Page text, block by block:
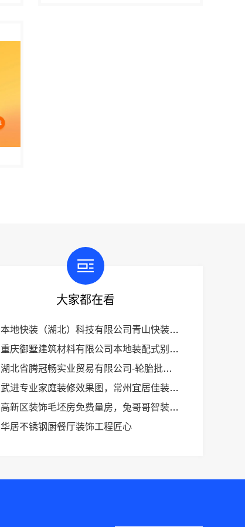
大家都在看
本地快装（湖北）科技有限公司青山快装房子装修两房一厅
重庆御墅建筑材料有限公司本地装配式别墅建造零增项
湖北省腾冠畅实业贸易有限公司-轮胎批发低价直供平台
武进专业家庭装修效果图，常州宜居佳装饰工程有限公司匠心打造
高新区装饰毛坯房免费量房，兔哥哥智装专业设计抢先预约
华居不锈钢厨餐厅装饰工程匠心